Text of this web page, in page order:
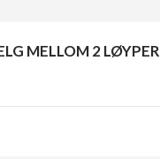
MELLOM 2 LØYPER